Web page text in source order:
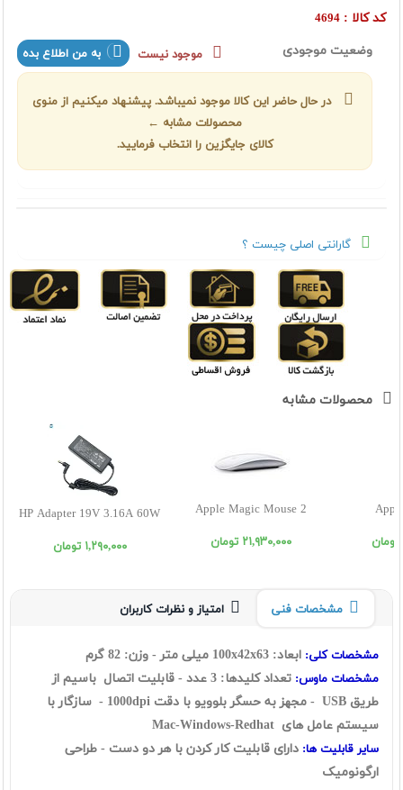
کد کالا : 4694
وضعیت موجودی موجود نیست به من اطلاع بده
در حال حاضر این کالا موجود نمیباشد. پیشنهاد میکنیم از منوی
محصولات مشابه ←
کالای جایگزین را انتخاب فرمایید.
گارانتی اصلی چیست ؟
محصولات مشابه
HP Adapter 19V 3.16A 60W
١,٢٩٠,٠٠٠ تومان
Apple Magic Mouse 2
٢١,٩٣٠,٠٠٠ تومان
مشخصات فنی امتیاز و نظرات کاربران
مشخصات کلی: ابعاد: 100x42x63 میلی متر - وزن: 82 گرم
مشخصات ماوس:
تعداد کلیدها: 3 عدد - قابلیت اتصال باسيم از
طریق USB - مجهز به حسگر بلوویو با دقت 1000dpi - سازگار با
سیستم عامل های Mac-Windows-Redhat
سایر قابلیت ها: دارای قابلیت کار کردن با هر دو دست - طراحی
ارگونومیک